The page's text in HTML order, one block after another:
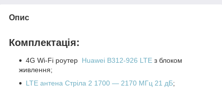
Опис
Комплектація:
4G Wi-Fi роутер Huawei B312-926 LTE з блоком
живлення;
LTE антена Стріла 2 1700 — 2170 МГц 21 дБ;